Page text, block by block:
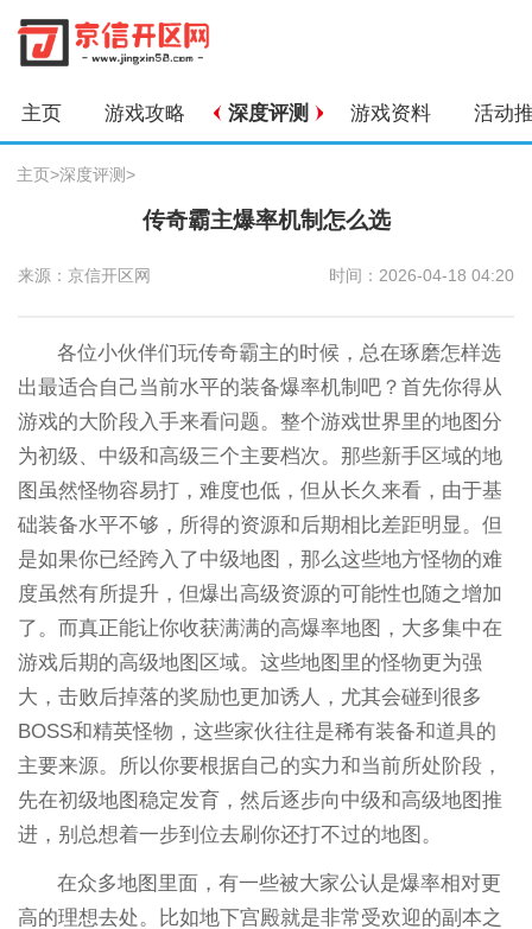
主页 游戏攻略 深度评测 游戏资料 活动
主页>深度评测>
传奇霸主爆率机制怎么选
来源：京信开区网 时间：2026-04-18 04:20
各位小伙伴们玩传奇霸主的时候，总在琢磨怎样选
出最适合自己当前水平的装备爆率机制吧？首先你得从
游戏的大阶段入手来看问题。整个游戏世界里的地图分
为初级、中级和高级三个主要档次。那些新手区域的地
图虽然怪物容易打，难度也低，但从长久来看，由于基
础装备水平不够，所得的资源和后期相比差距明显。但
是如果你已经跨入了中级地图，那么这些地方怪物的难
度虽然有所提升，但爆出高级资源的可能性也随之增加
了。而真正能让你收获满满的高爆率地图，大多集中在
游戏后期的高级地图区域。这些地图里的怪物更为强
大，击败后掉落的奖励也更加诱人，尤其会碰到很多
BOSS和精英怪物，这些家伙往往是稀有装备和道具的
主要来源。所以你要根据自己的实力和当前所处阶段，
先在初级地图稳定发育，然后逐步向中级和高级地图推
进，别总想着一步到位去刷你还打不过的地图。
在众多地图里面，有一些被大家公认是爆率相对更
高的理想去处。比如地下宫殿就是非常受欢迎的副本之